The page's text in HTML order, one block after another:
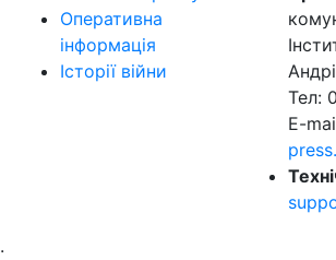
Оперативна
інформація
Історії війни
Тел:
E-
.